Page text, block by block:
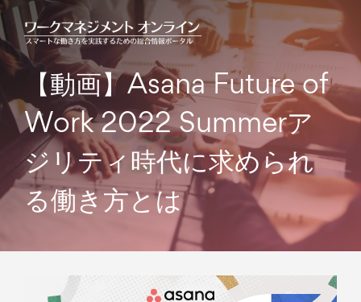
【動画】Asana Future of
Work 2022 Summerア
ジリティ時代に求められ
る働き方とは